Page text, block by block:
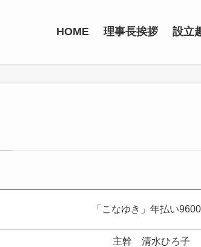
HOME 理事長挨拶 設立
「こなゆき」年払い
主幹 清水ひろ子